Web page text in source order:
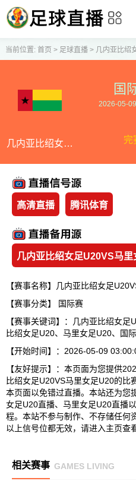
当前位置: 首页 > 足球直播> 几内亚比绍女
几内亚比绍女足
国
2026-05-
完
高清直播 腾讯体育
几内亚比绍女足U20VS马
【赛事名称】几内亚比绍女足
【赛事分类】
国际赛
【赛事关键词】：几内亚比绍女
比绍女足U20、马里女足U20、国
【开始时间】：2026-05-09
【友好提示】：本页面为您提供
比绍女足U20VS马里女足U20的比
本页面以免错过直播。本站还为您
女足U20直播、马里女足U20直播
程。本站不参与制作、不存储任何
以上信号位都无效，请进入主页查
相关赛事 GAMES LIVING